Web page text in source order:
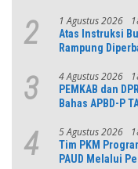
2 1 Agustus 2026
Atas Instruksi
Rampung
3 4 Agustus 2026
PEMKAB dan
Bahas APBD-P
4 5 Agustus 2026
Tim PKM
PAUD Melalui